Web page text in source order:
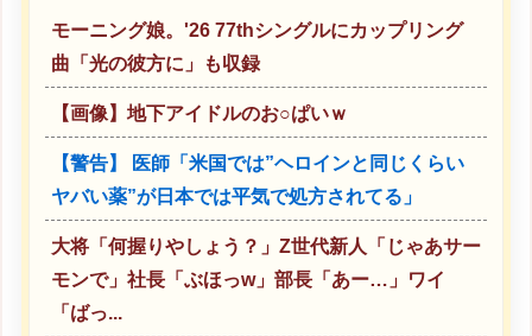
モーニング娘。'26 77thシングルにカップリング
曲「光の彼方に」も収録
【画像】地下アイドルのお○ぱいｗ
【警告】 医師「米国では”ヘロインと同じくらい
ヤバい薬”が日本では平気で処方されてる」
大将「何握りやしょう？」Z世代新人「じゃあサー
モンで」社長「ぶほっw」部長「あー…」ワイ
「ばっ...